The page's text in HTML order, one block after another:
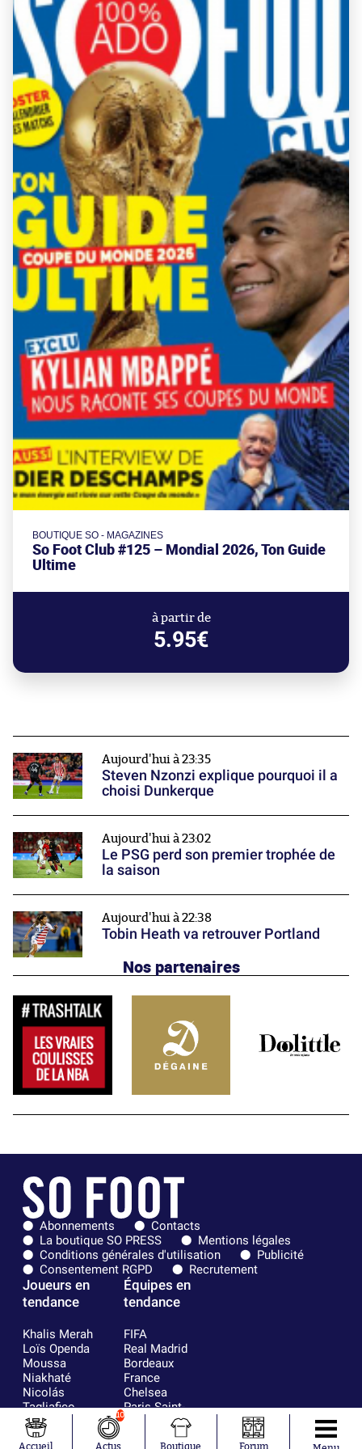
BOUTIQUE SO - MAGAZINES
So Foot Club #125 – Mondial 2026, Ton Guide
Ultime
à partir de
5.95€
Aujourd'hui à 23:35
Steven Nzonzi explique pourquoi il a
choisi Dunkerque
Aujourd'hui à 23:02
Le PSG perd son premier trophée de
la saison
Aujourd'hui à 22:38
Tobin Heath va retrouver Portland
Nos partenaires
Abonnements
Contacts
La boutique SO PRESS
Mentions légales
Conditions générales d'utilisation
Publicité
Consentement RGPD
Recrutement
Joueurs en
tendance
Khalis Merah
Loïs Openda
Moussa
Niakhaté
Nicolás
Tagliafico
Pavel Šulc
Gauthier Hein
Équipes en
tendance
FIFA
Real Madrid
Bordeaux
France
Chelsea
Paris Saint-
Germain
Olympique
Accueil
10
Actus Boutique Forum